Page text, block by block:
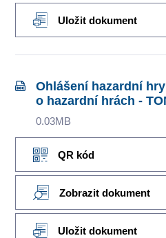
Uložit dokument
Ohlášení hazardní
o hazardní hrách -
0.03MB
QR kód
Zobrazit dokument
Uložit dokument